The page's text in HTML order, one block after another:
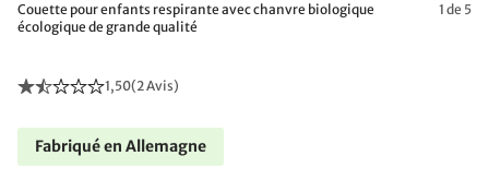
Couette pour enfants respirante avec chanvre biologique
écologique de grande qualité
1 de 5
1,50(2 Avis)
Fabriqué en Allemagne